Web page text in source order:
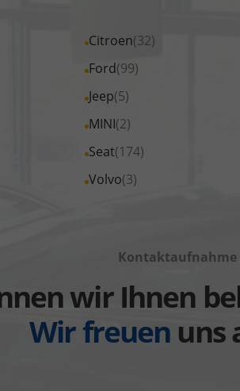
Citroen(32)
Alle
Fahrzeuge
Citroen
anzeigen
Ford(99)
Alle
Fahrzeuge
Ford
anzeigen
Jeep(5)
Alle
Fahrzeuge
Jeep
anzeigen
MINI(2)
Alle
Fahrzeuge
MINI
Seat(174)
Alle
Fahrzeuge
Volvo(3)
Alle
anzeigenKontaktaufnahme
wir Ihnen
Wir freuen uns